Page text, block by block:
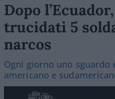
Dopo
trucidati 5
narcos
Ogni giorno uno sguardo
americano e